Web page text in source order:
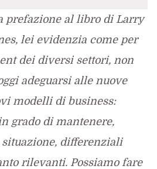
prefazione al libro di Larry
lei evidenzia come per
dei diversi settori, non
adeguarsi alle nuove
modelli di business:
grado di mantenere,
differenziali
rilevanti. Possiamo fare